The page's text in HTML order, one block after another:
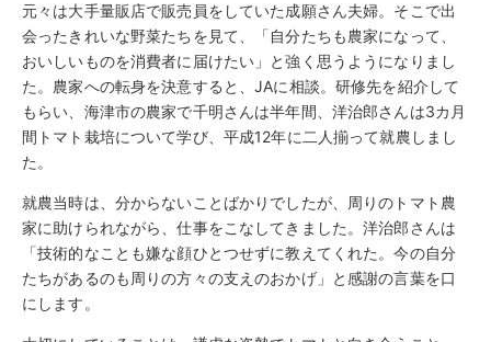
元々は大手量販店で販売員をしていた成願さん夫婦。そこで出
会ったきれいな野菜たちを見て、「自分たちも農家になって、
おいしいものを消費者に届けたい」と強く思うようになりまし
た。農家への転身を決意すると、JAに相談。研修先を紹介して
もらい、海津市の農家で千明さんは半年間、洋治郎さんは3カ月
間トマト栽培について学び、平成12年に二人揃って就農しまし
た。
就農当時は、分からないことばかりでしたが、周りのトマト農
家に助けられながら、仕事をこなしてきました。洋治郎さんは
「技術的なことも嫌な顔ひとつせずに教えてくれた。今の自分
たちがあるのも周りの方々の支えのおかげ」と感謝の言葉を口
にします。